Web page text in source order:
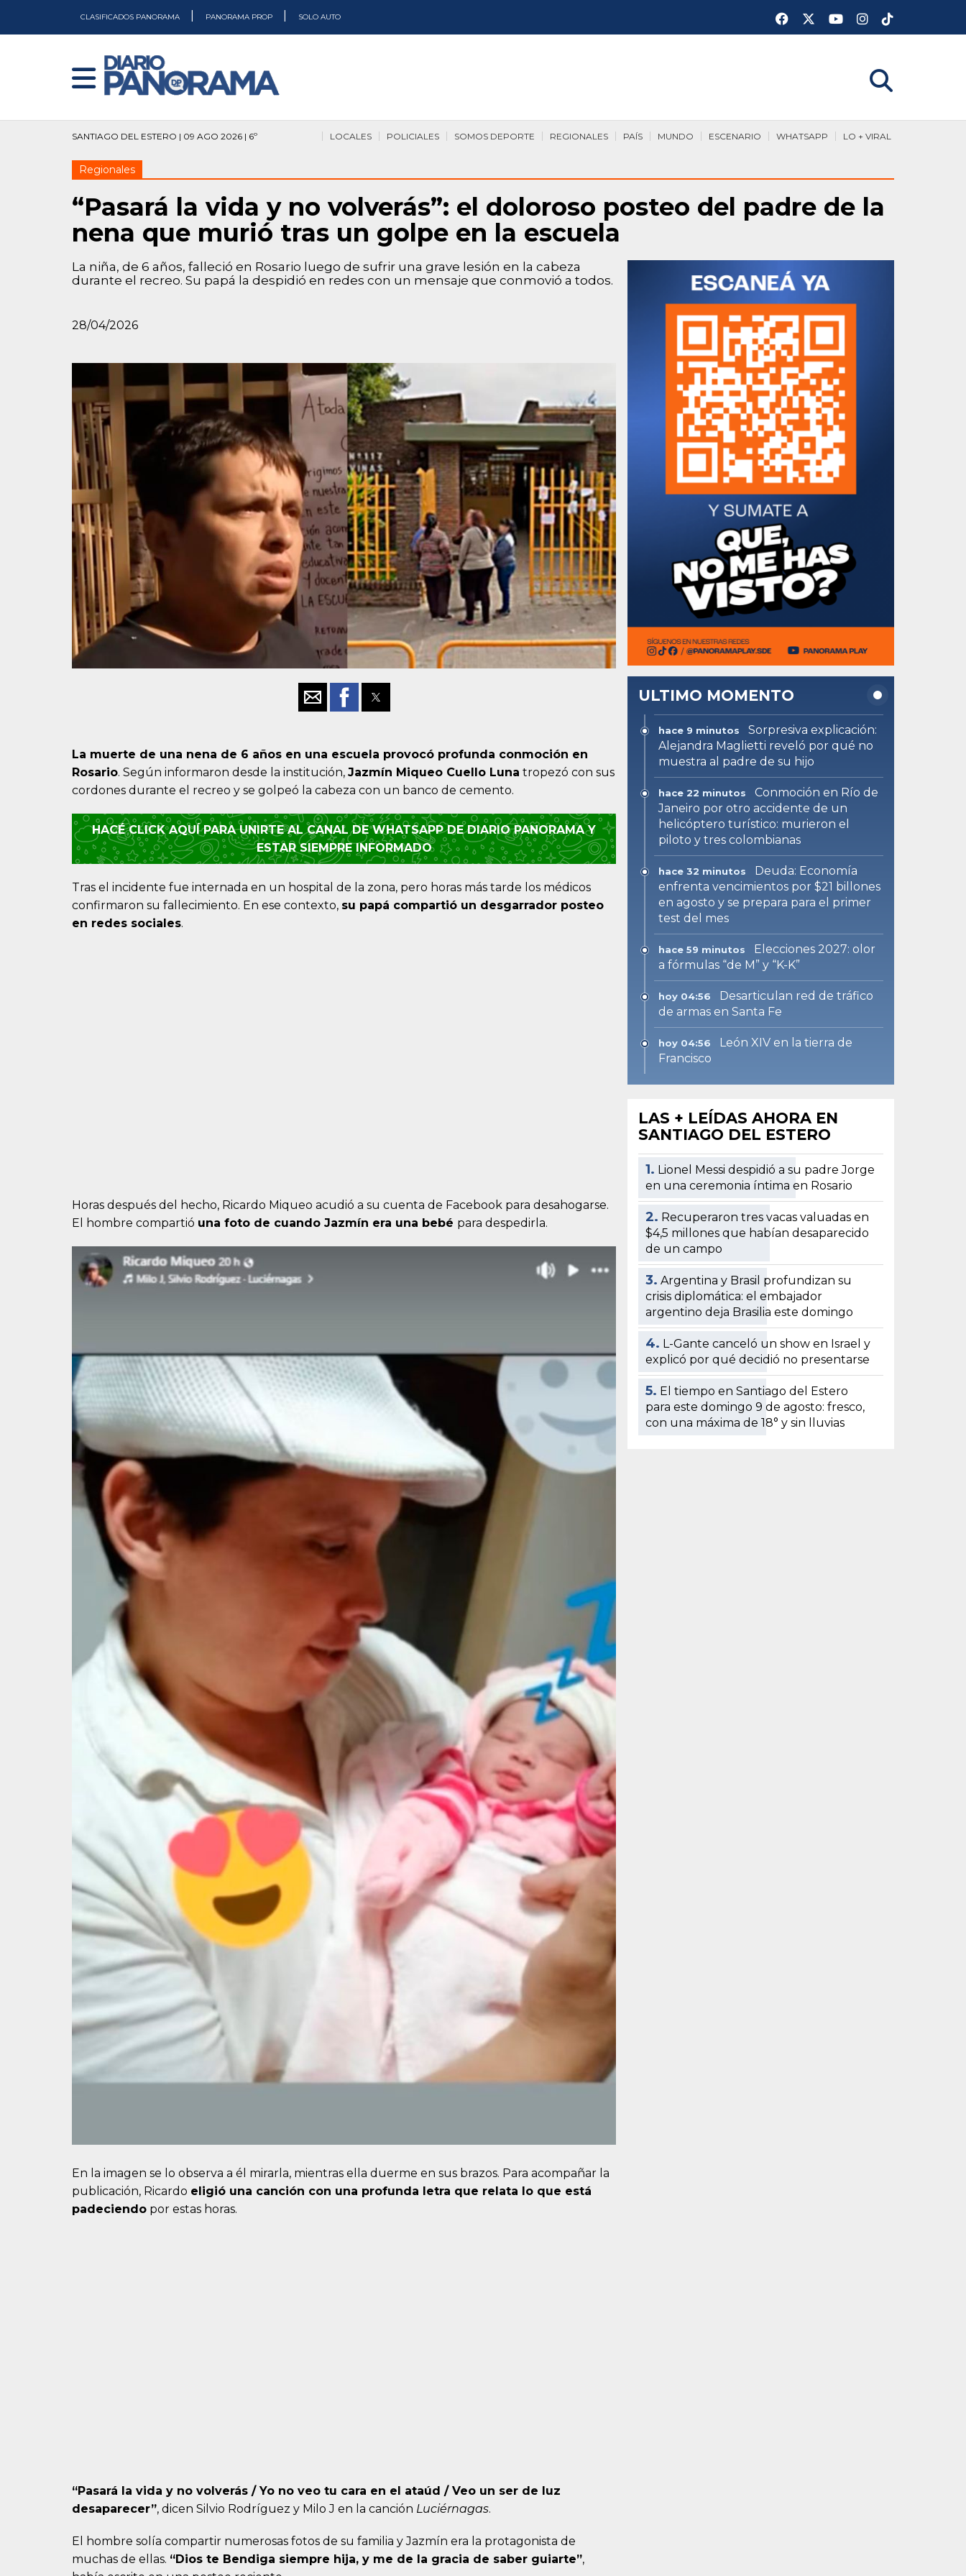
CLASIFICADOS PANORAMA PANORAMA PROP SOLO AUTO
SANTIAGO DEL ESTERO | 09 AGO 2026 | 6º LO + VIRAL
WHATSAPP
ESCENARIO
MUNDO
PAÍS
REGIONALES
SOMOS DEPORTE
POLICIALES
LOCALES
Regionales
“Pasará la vida y no volverás”: el doloroso posteo del padre de la
nena que murió tras un golpe en la escuela
La niña, de 6 años, falleció en Rosario luego de sufrir una grave lesión en la cabeza
durante el recreo. Su papá la despidió en redes con un mensaje que conmovió a todos.
28/04/2026
La muerte de una nena de 6 años en una escuela provocó profunda conmoción en
Rosario. Según informaron desde la institución, Jazmín Miqueo Cuello Luna tropezó con sus
cordones durante el recreo y se golpeó la cabeza con un banco de cemento.
HACÉ CLICK AQUÍ PARA UNIRTE AL CANAL DE WHATSAPP DE DIARIO PANORAMA Y
ESTAR SIEMPRE INFORMADO
Tras el incidente fue internada en un hospital de la zona, pero horas más tarde los médicos
confirmaron su fallecimiento. En ese contexto, su papá compartió un desgarrador posteo
en redes sociales.
Horas después del hecho, Ricardo Miqueo acudió a su cuenta de Facebook para desahogarse.
El hombre compartió una foto de cuando Jazmín era una bebé para despedirla.
En la imagen se lo observa a él mirarla, mientras ella duerme en sus brazos. Para acompañar la
publicación, Ricardo eligió una canción con una profunda letra que relata lo que está
padeciendo por estas horas.
“Pasará la vida y no volverás / Yo no veo tu cara en el ataúd / Veo un ser de luz
desaparecer”, dicen Silvio Rodríguez y Milo J en la canción Luciérnagas.
El hombre solía compartir numerosas fotos de su familia y Jazmín era la protagonista de
muchas de ellas. “Dios te Bendiga siempre hija, y me de la gracia de saber guiarte”,
ULTIMO MOMENTO
hace 9 minutos
Sorpresiva explicación:
Alejandra Maglietti reveló por qué no
muestra al padre de su hijo
hace 22 minutos
Conmoción en Río de
Janeiro por otro accidente de un
helicóptero turístico: murieron el
piloto y tres colombianas
hace 32 minutos
Deuda: Economía
enfrenta vencimientos por $21 billones
en agosto y se prepara para el primer
test del mes
hace 59 minutos
Elecciones 2027: olor
a fórmulas “de M” y “K-K”
hoy 04:56
Desarticulan red de tráfico
de armas en Santa Fe
hoy 04:56
León XIV en la tierra de
Francisco
LAS + LEÍDAS AHORA EN
SANTIAGO DEL ESTERO
1. Lionel Messi despidió a su padre Jorge
en una ceremonia íntima en Rosario
2. Recuperaron tres vacas valuadas en
$4,5 millones que habían desaparecido
de un campo
3. Argentina y Brasil profundizan su
crisis diplomática: el embajador
argentino deja Brasilia este domingo
4. L-Gante canceló un show en Israel y
explicó por qué decidió no presentarse
5. El tiempo en Santiago del Estero
para este domingo 9 de agosto: fresco,
con una máxima de 18° y sin lluvias